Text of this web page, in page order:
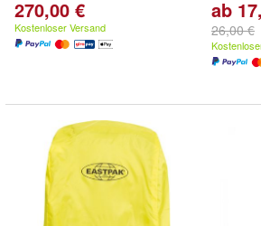
270,00 €
Kostenloser Versand
ab
26,00 €